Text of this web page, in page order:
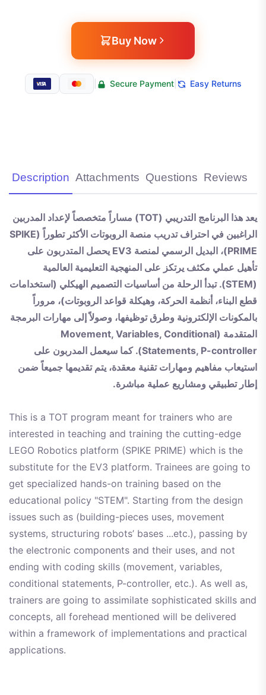
Buy Now
Secure Payment| Easy Returns
Description Attachments Questions Reviews
يعد هذا البرنامج التدريبي (TOT) مساراً متخصصاً لإعداد المدربين
الراغبين في احتراف تدريب منصة الروبوتات الأكثر تطوراً (SPIKE
PRIME)، البديل الرسمي لمنصة EV3 يحصل المتدربون على
تأهيل عملي مكثف يرتكز على المنهجية التعليمية العالمية
(STEM). تبدأ الرحلة من أساسيات التصميم الهيكلي (استخدامات
قطع البناء، أنظمة الحركة، وهيكلة قواعد الروبوتات)، مروراً
بالمكونات الإلكترونية وطرق توظيفها، وصولاً إلى مهارات البرمجة
المتقدمة (Movement, Variables, Conditional
Statements, P-controller). كما سيعمل المدربون على
استيعاب مفاهيم ومهارات تقنية معقدة، يتم تقديمها جميعاً ضمن
إطار تطبيقي ومشاريع عملية مباشرة.
This is a TOT program meant for trainers who are
interested in teaching and training the cutting-edge
LEGO Robotics platform (SPIKE PRIME) which is the
substitute for the EV3 platform. Trainees are going to
get specialized hands-on training based on the
educational policy "STEM". Starting from the design
issues such as (building-pieces uses, movement
systems, structuring robots’ bases ...etc.), passing by
the electronic components and their uses, and not
ending with coding skills (movement, variables,
conditional statements, P-controller, etc.). As well as,
trainers are going to assimilate sophisticated skills and
concepts, all forehead mentioned will be delivered
within a framework of implementations and practical
applications.